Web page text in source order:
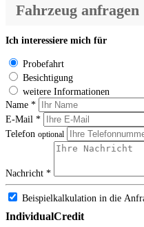
Fahrzeug anfragen
Ich interessiere mich für
Probefahrt
Besichtigung
weitere Informationen
Name *
E-Mail *
Telefon optional
Nachricht *
Beispielkalkulation in die
IndividualCredit